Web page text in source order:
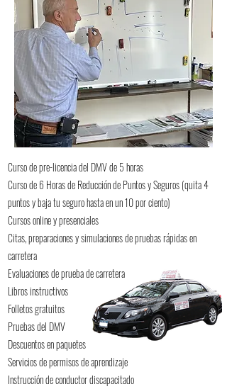
Curso de pre-licencia del DMV de 5 horas
Curso de 6 Horas de Reducción de Puntos y Seguros (quita 4
puntos y baja tu seguro hasta en un 10 por ciento)
Cursos online y presenciales
Citas, preparaciones y simulaciones de pruebas rápidas en
carretera
Evaluaciones de prueba de carretera
Libros instructivos
Folletos gratuitos
Pruebas del DMV
Descuentos en paquetes
Servicios de permisos de aprendizaje
Instrucción de conductor discapacitado